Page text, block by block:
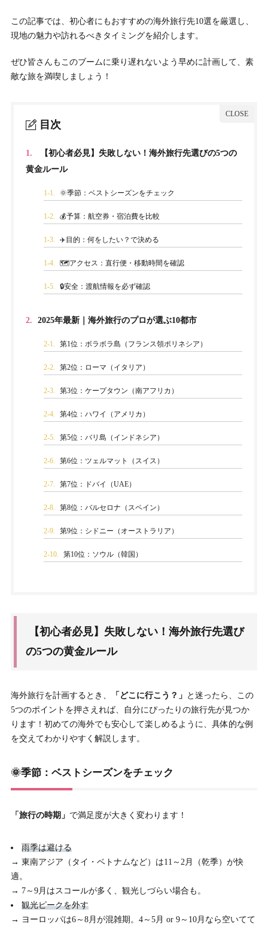
この記事では、初心者にもおすすめの海外旅行先10選を厳選し、
現地の魅力や訪れるべきタイミングを紹介します。
ぜひ皆さんもこのブームに乗り遅れないよう早めに計画して、素
敵な旅を満喫しましょう！
目次
1.
【初心者必見】失敗しない！海外旅行先選びの5つの
黄金ルール
1-1. 🌞季節：ベストシーズンをチェック
1-2. 💰予算：航空券・宿泊費を比較
1-3. ✈️目的：何をしたい？で決める
1-4. 🗺️アクセス：直行便・移動時間を確認
1-5. 🔒安全：渡航情報を必ず確認
2. 2025年最新｜海外旅行のプロが選ぶ10都市
2-1. 第1位：ボラボラ島（フランス領ポリネシア）
2-2. 第2位：ローマ（イタリア）
2-3. 第3位：ケープタウン（南アフリカ）
2-4. 第4位：ハワイ（アメリカ）
2-5. 第5位：バリ島（インドネシア）
2-6. 第6位：ツェルマット（スイス）
2-7. 第7位：ドバイ（UAE）
2-8. 第8位：バルセロナ（スペイン）
2-9. 第9位：シドニー（オーストラリア）
2-10. 第10位：ソウル（韓国）
【初心者必見】失敗しない！海外旅行先選び
の5つの黄金ルール
海外旅行を計画するとき、 「どこに行こう？」 と迷ったら、この
5つのポイントを押さえれば、自分にぴったりの旅行先が見つか
ります！初めての海外でも安心して楽しめるように、具体的な例
を交えてわかりやすく解説します。
🌞季節：ベストシーズンをチェック
「旅行の時期」 で満足度が大きく変わります！
雨季は避ける
→ 東南アジア（タイ・ベトナムなど）は11～2月（乾季）が快
適。
→ 7～9月はスコールが多く、観光しづらい場合も。
観光ピークを外す
→ ヨーロッパは6～8月が混雑期。4～5月 or 9～10月なら空いてて